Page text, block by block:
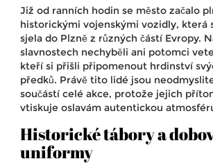
Již od ranních hodin se město začalo
historickými vojenskými vozidly, která
sjela do Plzně z různých částí Evropy.
slavnostech nechyběli ani potomci
kteří si přišli připomenout hrdinství
předků. Právě tito lidé jsou
součástí celé akce, protože jejich
vtiskuje oslavám autentickou
Historické tábory a
uniformy